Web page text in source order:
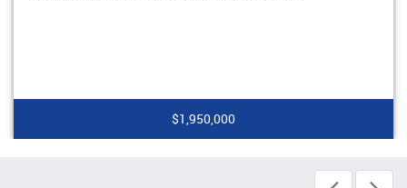
$1,950,000